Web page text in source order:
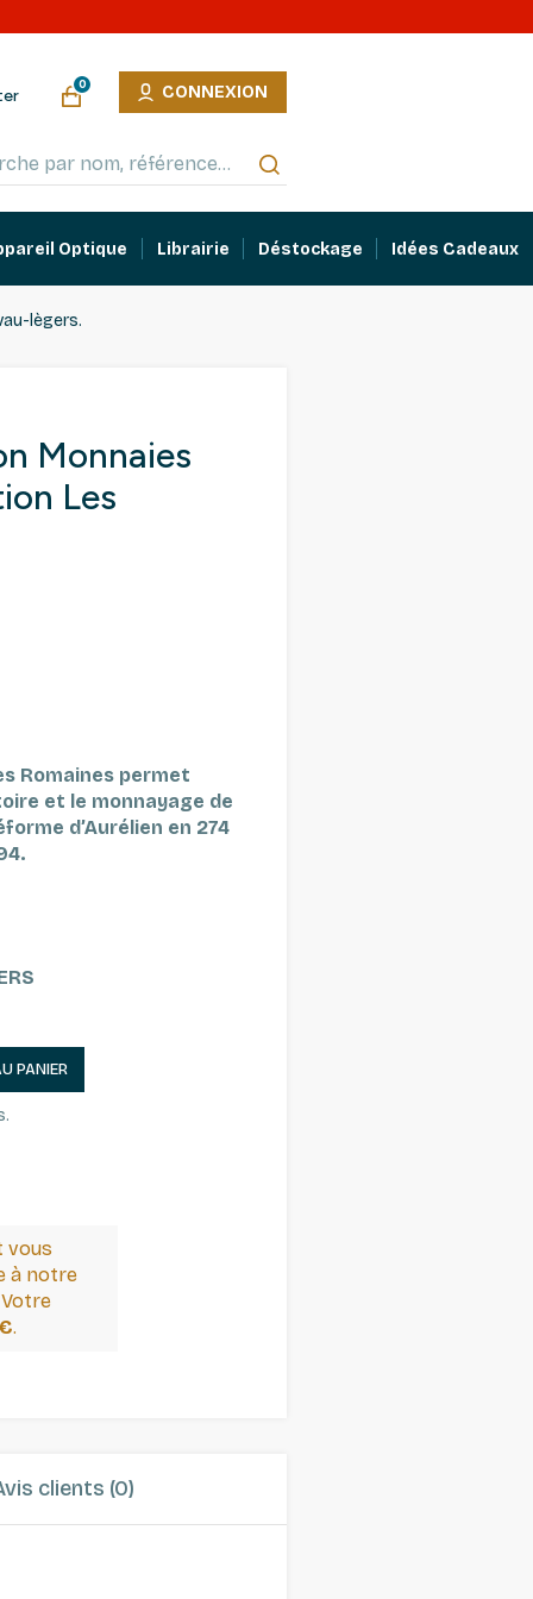
0 CONNEXION
Optique Librairie Déstockage Idées Cadeaux
lègers.
Monnaies
Les
Romaines permet
et le monnayage de
d’Aurélien en 274
PANIER
vous
à notre
.
clients (0)